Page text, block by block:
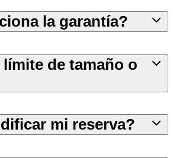
la garantía?
de tamaño o
mi reserva?